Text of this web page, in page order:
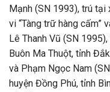
Mạnh (SN 1993), trú tại
vi “Tàng trữ hàng cấm”
Lê Thanh Vũ (SN
Buôn Ma Thuột, tỉnh
và Phạm Ngọc Nam
huyện Đồng Phú, tỉnh